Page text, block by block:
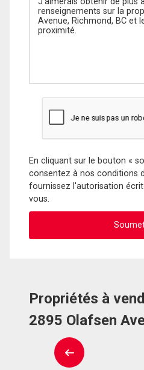
En cliquant sur le bouton «
consentez à nos conditions
fournissez l'autorisation
vous.
Propriétés à
2895 Olafsen